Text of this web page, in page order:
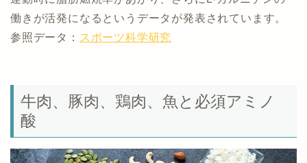
働きが活発になるというデータが発表されています。
参照データ： スポーツ科学研究
牛肉、豚肉、鶏肉、魚と必須アミノ
酸